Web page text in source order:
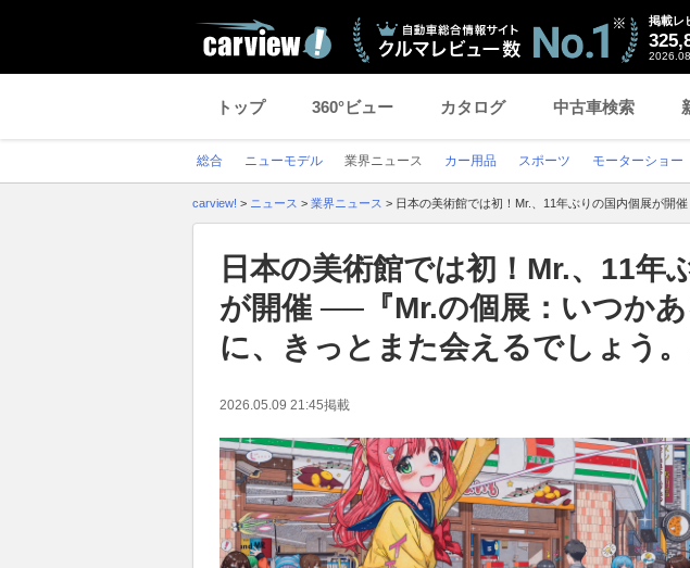
掲載レ
トップ 360°ビュー カタログ 中古車検索
総合 ニューモデル 業界ニュース カー用品 スポーツ モーターショー
carview! > ニュース > 業界ニュース > 日本の美術館では初！Mr.、11年ぶりの国内個展が開
日本の美術館では初！Mr.、11年
が開催 ──『Mr.の個展：いつかあ
に、きっとまた会えるでしょう。
2026.05.09 21:45掲載